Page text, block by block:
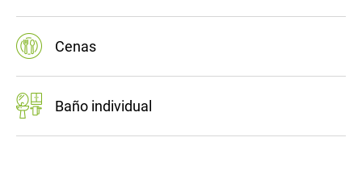
Cenas
Baño individual